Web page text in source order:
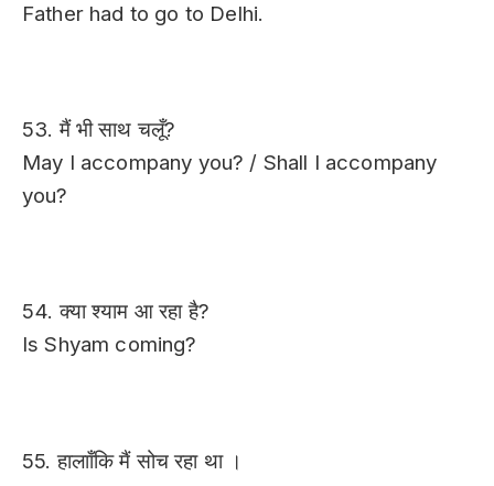
Father had to go to Delhi.
53. मैं भी साथ चलूँ?
May I accompany you? / Shall I accompany
you?
54. क्या श्याम आ रहा है?
Is Shyam coming?
55. हालााँकि मैं सोच रहा था ।